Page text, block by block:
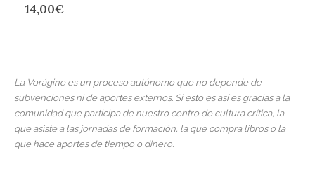
14,00€
La Vorágine es un proceso autónomo que no depende de
subvenciones ni de aportes externos. Si esto es así es gracias a la
comunidad que participa de nuestro centro de cultura crítica, la
que asiste a las jornadas de formación, la que compra libros o la
que hace aportes de tiempo o dinero.